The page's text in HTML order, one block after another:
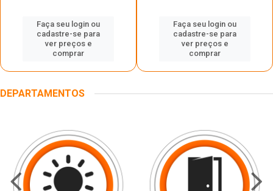
Faça seu login ou
cadastre-se para
ver preços e
comprar
Faça seu login ou
cadastre-se para
ver preços e
comprar
DEPARTAMENTOS